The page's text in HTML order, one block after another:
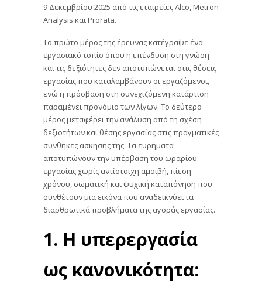
9 Δεκεμβρίου 2025 από τις εταιρείες Alco, Metron
Analysis και Prorata.
Το πρώτο μέρος της έρευνας κατέγραψε ένα
εργασιακό τοπίο όπου η επένδυση στη γνώση
και τις δεξιότητες δεν αποτυπώνεται στις θέσεις
εργασίας που καταλαμβάνουν οι εργαζόμενοι,
ενώ η πρόσβαση στη συνεχιζόμενη κατάρτιση
παραμένει προνόμιο των λίγων. Το δεύτερο
μέρος μεταφέρει την ανάλυση από τη σχέση
δεξιοτήτων και θέσης εργασίας στις πραγματικές
συνθήκες άσκησής της. Τα ευρήματα
αποτυπώνουν την υπέρβαση του ωραρίου
εργασίας χωρίς αντίστοιχη αμοιβή, πίεση
χρόνου, σωματική και ψυχική καταπόνηση που
συνθέτουν μια εικόνα που αναδεικνύει τα
διαρθρωτικά προβλήματα της αγοράς εργασίας.
1. Η υπερεργασία
ως κανονικότητα: